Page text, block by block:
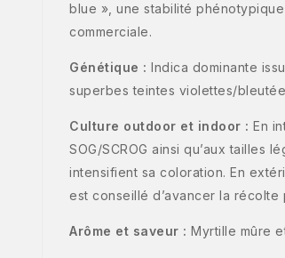
blue », une stabilité
commerciale.
Génétique : Indica dominante
superbes teintes violettes/
Culture outdoor et indoor : En
SOG/SCROG ainsi qu’aux
intensifient sa coloration. En
est conseillé d’avancer la
Arôme et saveur : Myrtille mûre